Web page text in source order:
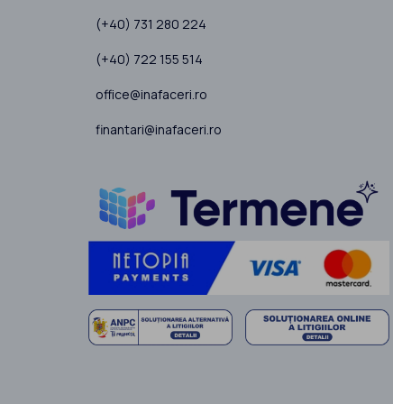
(+40) 731 280 224
(+40) 722 155 514
office@inafaceri.ro
finantari@inafaceri.ro